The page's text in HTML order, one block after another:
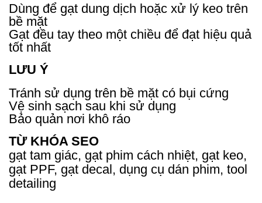
Dùng để gạt dung dịch hoặc xử lý keo trên
bề mặt
Gạt đều tay theo một chiều để đạt hiệu quả
tốt nhất
LƯU Ý
Tránh sử dụng trên bề mặt có bụi cứng
Vệ sinh sạch sau khi sử dụng
Bảo quản nơi khô ráo
TỪ KHÓA SEO
gạt tam giác, gạt phim cách nhiệt, gạt keo,
gạt PPF, gạt decal, dụng cụ dán phim, tool
detailing